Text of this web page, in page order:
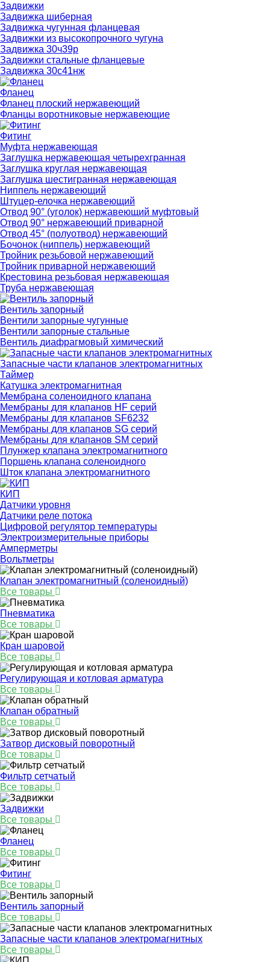
Задвижки
Задвижка шиберная
Задвижка чугунная фланцевая
Задвижки из высокопрочного чугуна
Задвижка 30ч39р
Задвижки стальные фланцевые
Задвижка 30с41нж
Фланец
Фланец плоский нержавеющий
Фланцы воротниковые нержавеющие
Фитинг
Муфта нержавеющая
Заглушка нержавеющая четырехгранная
Заглушка круглая нержавеющая
Заглушка шестигранная нержавеющая
Ниппель нержавеющий
Штуцер-елочка нержавеющий
Отвод 90° (уголок) нержавеющий муфтовый
Отвод 90° нержавеющий приварной
Отвод 45° (полуотвод) нержавеющий
Бочонок (ниппель) нержавеющий
Тройник резьбовой нержавеющий
Тройник приварной нержавеющий
Крестовина резьбовая нержавеющая
Труба нержавеющая
Вентиль запорный
Вентили запорные чугунные
Вентили запорные стальные
Вентиль диафрагмовый химический
Запасные части клапанов электромагнитных
Таймер
Катушка электромагнитная
Мембрана соленоидного клапана
Мембраны для клапанов HF серий
Мембраны для клапанов SF6232
Мембраны для клапанов SG серий
Мембраны для клапанов SM серий
Плунжер клапана электромагнитного
Поршень клапана соленоидного
Шток клапана электромагнитного
КИП
Датчики уровня
Датчики реле потока
Цифровой регулятор температуры
Электроизмерительные приборы
Амперметры
Вольтметры
Клапан электромагнитный (соленоидный)
Все товары
Пневматика
Все товары
Кран шаровой
Все товары
Регулирующая и котловая арматура
Все товары
Клапан обратный
Все товары
Затвор дисковый поворотный
Все товары
Фильтр сетчатый
Все товары
Задвижки
Все товары
Фланец
Все товары
Фитинг
Все товары
Вентиль запорный
Все товары
Запасные части клапанов электромагнитных
Все товары